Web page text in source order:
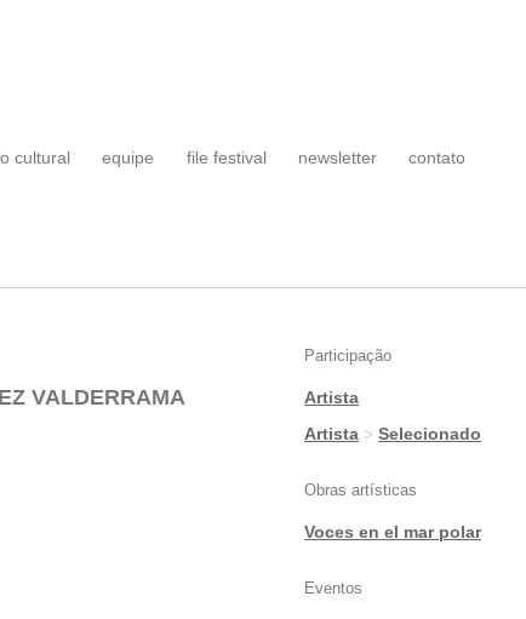
cultural equipe file festival newsletter contato
VALDERRAMA
Participação
Artista
|Artista > Selecionado
Obras artísticas
Voces en el mar polar
Eventos